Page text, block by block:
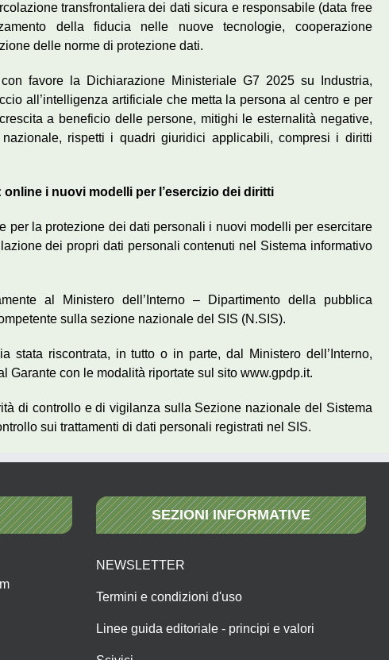
transfrontaliera dei dati sicura e responsabile (data free
della fiducia nelle nuove tecnologie, cooperazione
delle norme di protezione dati.
favore la Dichiarazione Ministeriale G7 2025 su Industria,
all’intelligenza artificiale che metta la persona al centro e per
a beneficio delle persone, mitighi le esternalità negative,
rispetti i quadri giuridici applicabili, compresi i diritti
i nuovi modelli per l’esercizio dei diritti
per la protezione dei dati personali i nuovi modelli per esercitare
dei propri dati personali contenuti nel Sistema informativo
al Ministero dell’Interno – Dipartimento della pubblica
sulla sezione nazionale del SIS (N.SIS).
stata riscontrata, in tutto o in parte, dal Ministero dell’Interno,
Garante con le modalità riportate sul sito www.gpdp.it.
di controllo e di vigilanza sulla Sezione nazionale del Sistema
sui trattamenti di dati personali registrati nel SIS.
SEZIONI INFORMATIVE
NEWSLETTER
Termini e condizioni d'uso
Linee guida editoriale - principi e valori